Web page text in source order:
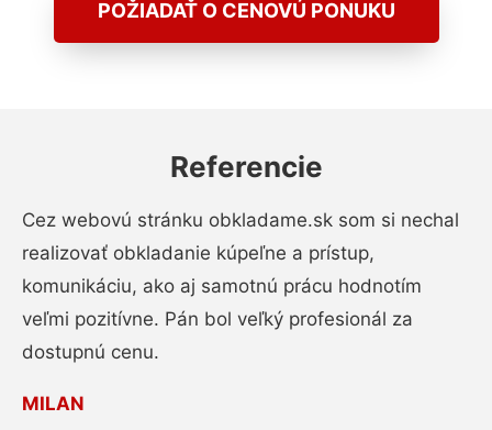
POŽIADAŤ O CENOVÚ PONUKU
Referencie
Cez webovú stránku obkladame.sk som si nechal
realizovať obkladanie kúpeľne a prístup,
komunikáciu, ako aj samotnú prácu hodnotím
veľmi pozitívne. Pán bol veľký profesionál za
dostupnú cenu.
MILAN